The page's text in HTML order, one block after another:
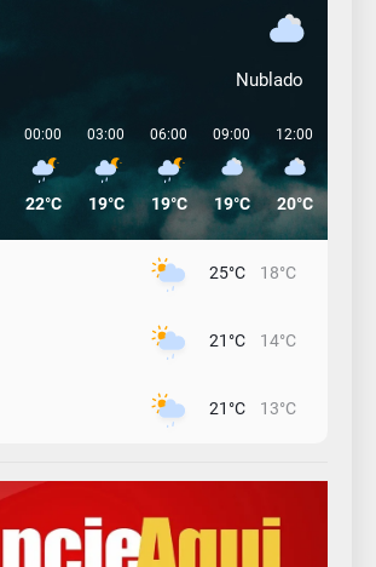
Nublado
00:00
22°C
03:00
19°C
06:00
19°C
09:00
19°C
12:00
20°C
25°C 18°C
21°C 14°C
21°C 13°C